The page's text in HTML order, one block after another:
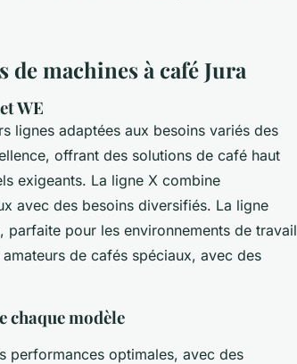
machines à café Jura
WE
lignes adaptées aux besoins variés des
offrant des solutions de café haut
exigeants. La ligne X combine
avec des besoins diversifiés. La ligne
parfaite pour les environnements de travail
de cafés spéciaux, avec des
chaque modèle
performances optimales, avec des